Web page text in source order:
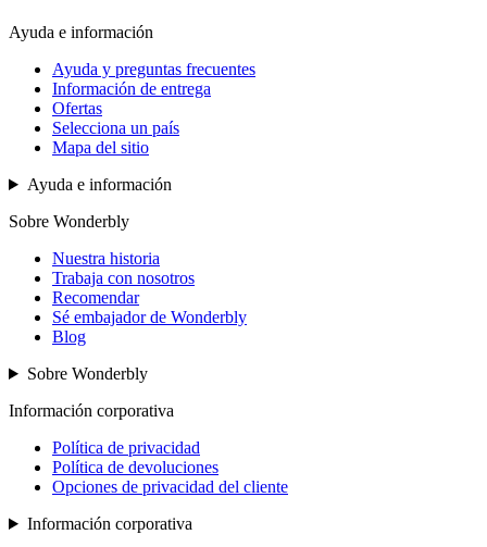
Ayuda e información
Ayuda y preguntas frecuentes
Información de entrega
Ofertas
Selecciona un país
Mapa del sitio
Ayuda e información
Sobre Wonderbly
Nuestra historia
Trabaja con nosotros
Recomendar
Sé embajador de Wonderbly
Blog
Sobre Wonderbly
Información corporativa
Política de privacidad
Política de devoluciones
Opciones de privacidad del cliente
Información corporativa